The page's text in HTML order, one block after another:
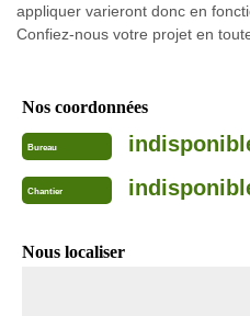
appliquer varieront donc en
Confiez-nous votre projet en
Nos coordonnées
Bureau
Chantier
Nous localiser